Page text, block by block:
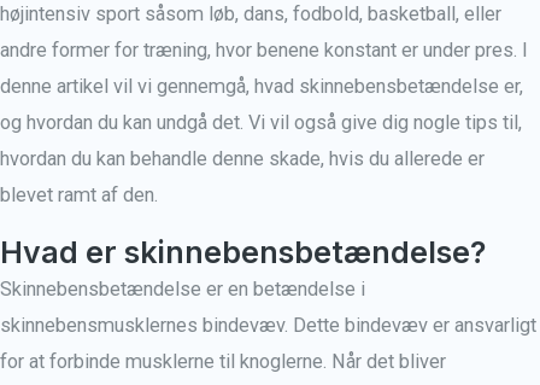
højintensiv sport såsom løb, dans, fodbold, basketball, eller
andre former for træning, hvor benene konstant er under pres. I
denne artikel vil vi gennemgå, hvad skinnebensbetændelse er,
og hvordan du kan undgå det. Vi vil også give dig nogle tips til,
hvordan du kan behandle denne skade, hvis du allerede er
blevet ramt af den.
Hvad er skinnebensbetændelse?
Skinnebensbetændelse er en betændelse i
skinnebensmusklernes bindevæv. Dette bindevæv er ansvarligt
for at forbinde musklerne til knoglerne. Når det bliver